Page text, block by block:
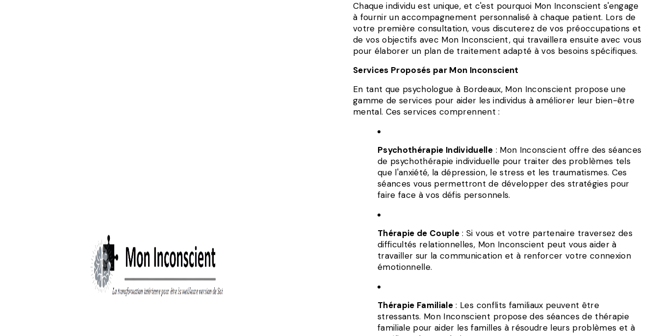
Chaque individu est unique, et c'est pourquoi Mon Inconscient s'engage
à fournir un accompagnement personnalisé à chaque patient. Lors de
votre première consultation, vous discuterez de vos préoccupations et
de vos objectifs avec Mon Inconscient, qui travaillera ensuite avec vous
pour élaborer un plan de traitement adapté à vos besoins spécifiques.
Services Proposés par Mon Inconscient
En tant que psychologue à Bordeaux, Mon Inconscient propose une
gamme de services pour aider les individus à améliorer leur bien-être
mental. Ces services comprennent :
Psychothérapie Individuelle : Mon Inconscient offre des séances
de psychothérapie individuelle pour traiter des problèmes tels
que l'anxiété, la dépression, le stress et les traumatismes. Ces
séances vous permettront de développer des stratégies pour
faire face à vos défis personnels.
Thérapie de Couple : Si vous et votre partenaire traversez des
difficultés relationnelles, Mon Inconscient peut vous aider à
travailler sur la communication et à renforcer votre connexion
émotionnelle.
Thérapie Familiale : Les conflits familiaux peuvent être
stressants. Mon Inconscient propose des séances de thérapie
familiale pour aider les familles à résoudre leurs problèmes et à